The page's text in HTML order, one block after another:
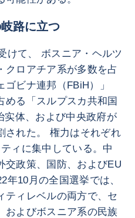
路に立つ
けて、 ボスニア・ヘルツ
クロアチア系が多数を占
ビナ連邦（FBiH）」
める「スルプスカ共和国
实体、および中央政府が
された。 権力はそれぞれ
ィに集中している。中
交政策、国防、およびEU
年10月の全国選挙では、
ティレベルの両方で、セ
およびボスニア系の民族